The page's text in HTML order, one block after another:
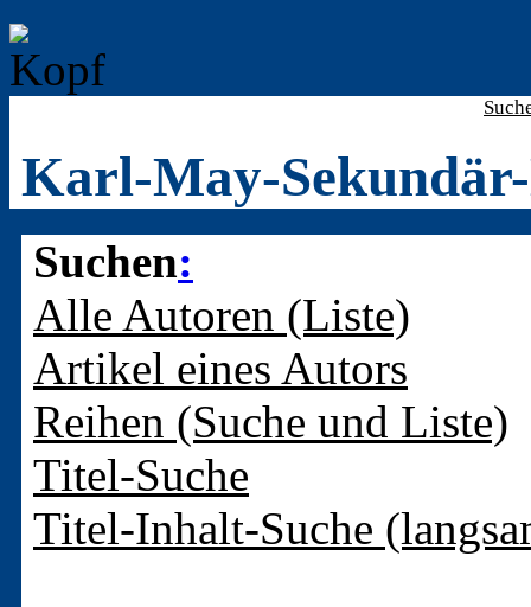
Karl-May-
Suchen:
Alle Autoren (Liste)
Artikel eines Autors
Reihen (Suche und Liste)
Titel-Suche
Titel-Inhalt-Suche